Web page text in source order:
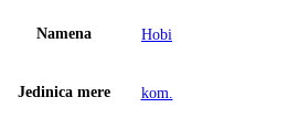
Namena Hobi
Jedinica mere kom.